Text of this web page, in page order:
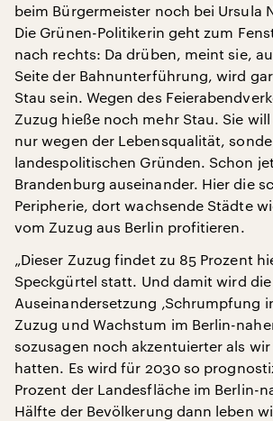
beim Bürgermeister noch bei Ursula
Die Grünen-Politikerin geht zum
nach rechts: Da drüben, meint sie,
Seite der Bahnunterführung, wird
Stau sein. Wegen des
Zuzug hieße noch mehr Stau. Sie
nur wegen der Lebensqualität,
landespolitischen Gründen. Schon
Brandenburg auseinander. Hier die
Peripherie, dort wachsende Städte
vom Zuzug aus Berlin profitieren.
„Dieser Zuzug findet zu 85 Prozent
Speckgürtel statt. Und damit wird die
Auseinandersetzung ‚Schrumpfung
Zuzug und Wachstum im Berlin-
sozusagen noch akzentuierter als
hatten. Es wird für 2030 so
Prozent der Landesfläche im Berlin-
Hälfte der Bevölkerung dann leben